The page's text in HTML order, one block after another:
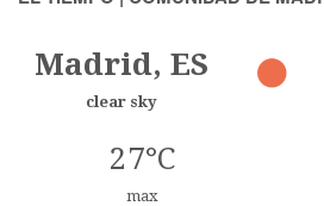
Madrid, ES
clear sky
27°C
max